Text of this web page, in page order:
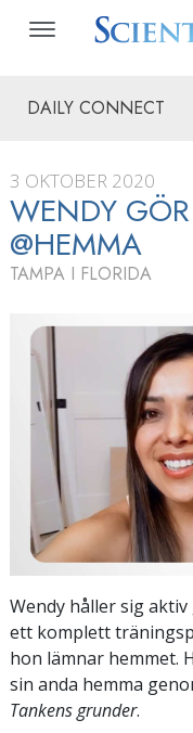
DAILY CONNECT
3 OKTOBER 2020
WENDY
@HEMMA
TAMPA I FLORIDA
Wendy håller sig
ett komplett
hon lämnar hemmet.
sin anda hemma
Tankens grunder.